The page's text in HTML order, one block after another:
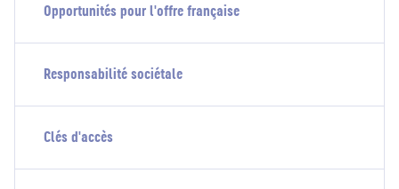
Opportunités pour l'offre française
Responsabilité sociétale
Clés d'accès